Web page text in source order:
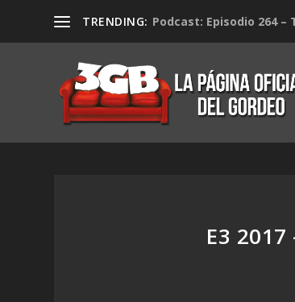
TRENDING: Podcast: Episodio 264 –
E3 2017